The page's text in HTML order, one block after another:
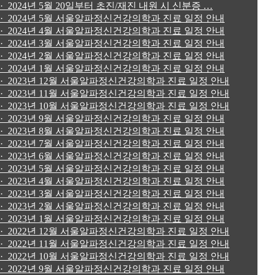
· 2024년 5월 20일부터 초진/재진 내원 시 신분증 …
· 2024년 5월 서울알파정신건강의학과 진료 일정 안내
· 2024년 4월 서울알파정신건강의학과 진료 일정 안내
· 2024년 3월 서울알파정신건강의학과 진료 일정 안내
· 2024년 2월 서울알파정신건강의학과 진료 일정 안내
· 2024년 1월 서울알파정신건강의학과 진료 일정 안내
· 2023년 12월 서울알파정신건강의학과 진료 일정 안내
· 2023년 11월 서울알파정신건강의학과 진료 일정 안내
· 2023년 10월 서울알파정신건강의학과 진료 일정 안내
· 2023년 9월 서울알파정신건강의학과 진료 일정 안내
· 2023년 8월 서울알파정신건강의학과 진료 일정 안내
· 2023년 7월 서울알파정신건강의학과 진료 일정 안내
· 2023년 6월 서울알파정신건강의학과 진료 일정 안내
· 2023년 5월 서울알파정신건강의학과 진료 일정 안내
· 2023년 4월 서울알파정신건강의학과 진료 일정 안내
· 2023년 3월 서울알파정신건강의학과 진료 일정 안내
· 2023년 2월 서울알파정신건강의학과 진료 일정 안내
· 2023년 1월 서울알파정신건강의학과 진료 일정 안내
· 2022년 12월 서울알파정신건강의학과 진료 일정 안내
· 2022년 11월 서울알파정신건강의학과 진료 일정 안내
· 2022년 10월 서울알파정신건강의학과 진료 일정 안내
· 2022년 9월 서울알파정신건강의학과 진료 일정 안내